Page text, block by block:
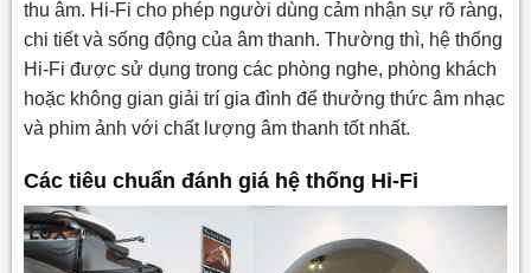
thu âm. Hi-Fi cho phép người dùng cảm nhận sự rõ ràng,
chi tiết và sống động của âm thanh. Thường thì, hệ thống
Hi-Fi được sử dụng trong các phòng nghe, phòng khách
hoặc không gian giải trí gia đình để thưởng thức âm nhạc
và phim ảnh với chất lượng âm thanh tốt nhất.
Các tiêu chuẩn đánh giá hệ thống Hi-Fi